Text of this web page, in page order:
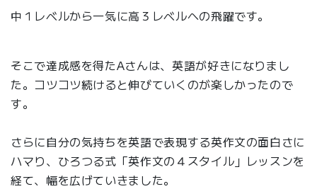
中１レベルから一気に高３レベルへの飛躍です。
そこで達成感を得たAさんは、英語が好きになりまし
た。コツコツ続けると伸びていくのが楽しかったので
す。
さらに自分の気持ちを英語で表現する英作文の面白さに
ハマり、ひろつる式「英作文の４スタイル」レッスンを
経て、幅を広げていきました。